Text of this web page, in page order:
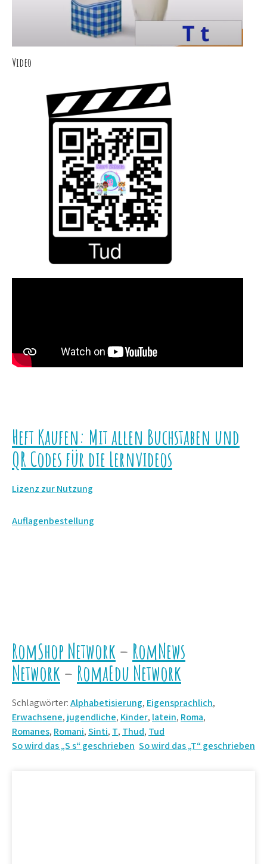
Video
Heft Kaufen: Mit allen Buchstaben und
QR Codes für die Lernvideos
Lizenz zur Nutzung
Auflagenbestellung
RomShop Network – RomNews
Network – RomaEdu Network
Schlagwörter:Alphabetisierung, Eigensprachlich,
Erwachsene, jugendliche, Kinder, latein, Roma,
Romanes, Romani,Sinti, T, Thud, Tud
Beitrags-
So wird das „S s“ geschrieben So wird das „T“ geschrieben